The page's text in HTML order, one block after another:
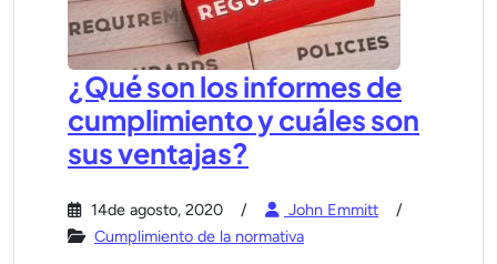
¿Qué son los informes de
cumplimiento y cuáles son
sus ventajas?
14de agosto, 2020
John Emmitt
Cumplimiento de la normativa